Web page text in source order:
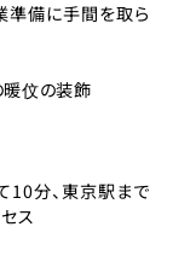
準備に手間を取ら
暖伩の装飾
10分、東京駅まで
ス